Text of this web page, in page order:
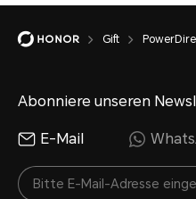
Gift
Abonniere unseren
E-Mail